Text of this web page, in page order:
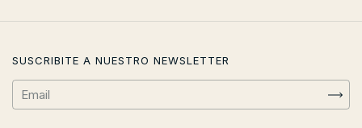
SUSCRIBITE A NUESTRO NEWSLETTER